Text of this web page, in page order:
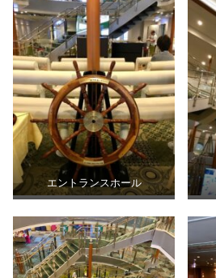
エントランスホール